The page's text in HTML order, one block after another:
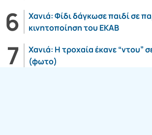
Χανιά: Φίδι δάγκωσε παιδί σε
κινητοποίηση του ΕΚΑΒ
Χανιά: Η τροχαία έκανε “ντου”
(φωτο)